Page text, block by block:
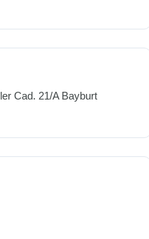
Cad. 21/A Bayburt